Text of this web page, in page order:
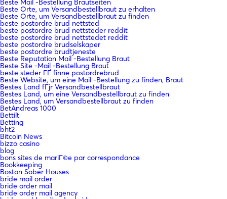
Beste Mail -Bestellung Brautseiten
Beste Orte, um Versandbestellbraut zu erhalten
Beste Orte, um Versandbestellbraut zu finden
beste postordre brud nettsted
beste postordre brud nettsteder reddit
beste postordre brud nettstedet reddit
beste postordre brudselskaper
beste postordre brudtjeneste
Beste Reputation Mail -Bestellung Braut
Beste Site -Mail -Bestellung Braut
beste steder ГҐ finne postordrebrud
Beste Website, um eine Mail -Bestellung zu finden, Braut
Bestes Land fГјr Versandbestellbraut
Bestes Land, um eine Versandbestellbraut zu finden
Bestes Land, um Versandbestellbraut zu finden
BetAndreas 1000
Bettilt
Betting
bht2
Bitcoin News
bizzo casino
blog
bons sites de mariГ©e par correspondance
Bookkeeping
Boston Sober Houses
bride mail order
bride order mail
bride order mail agency